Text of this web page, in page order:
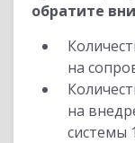
обратите
на
на
системы